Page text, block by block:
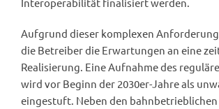
Aufgrund dieser komplexen
die Betreiber die Erwartungen an eine
Realisierung. Eine Aufnahme des
wird vor Beginn der 2030er-Jahre als
eingestuft. Neben den bahnbetrieblichen